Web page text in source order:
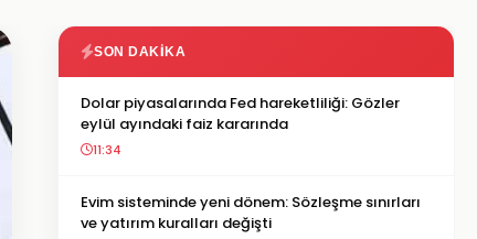
SON DAKIKA
Dolar piyasalarında Fed hareketliliği: Gözler
eylül ayındaki faiz kararında
11:34
Evim sisteminde yeni dönem: Sözleşme sınırları
ve yatırım kuralları değişti